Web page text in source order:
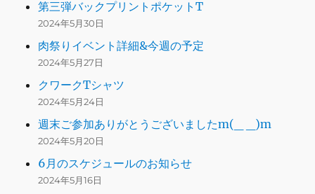
第三弾バックプリントポケットT
2024年5月30日
肉祭りイベント詳細&今週の予定
2024年5月27日
クワークTシャツ
2024年5月24日
週末ご参加ありがとうございましたm(_ _)m
2024年5月20日
6月のスケジュールのお知らせ
2024年5月16日